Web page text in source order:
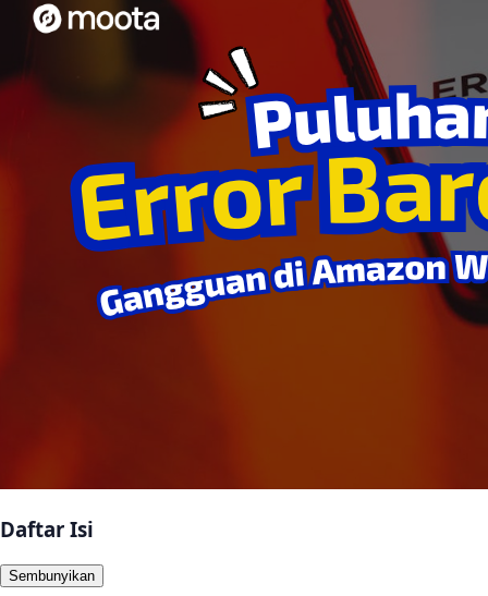
Daftar Isi
Sembunyikan